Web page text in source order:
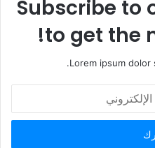
Subscribe to
to get the
Lorem ipsum